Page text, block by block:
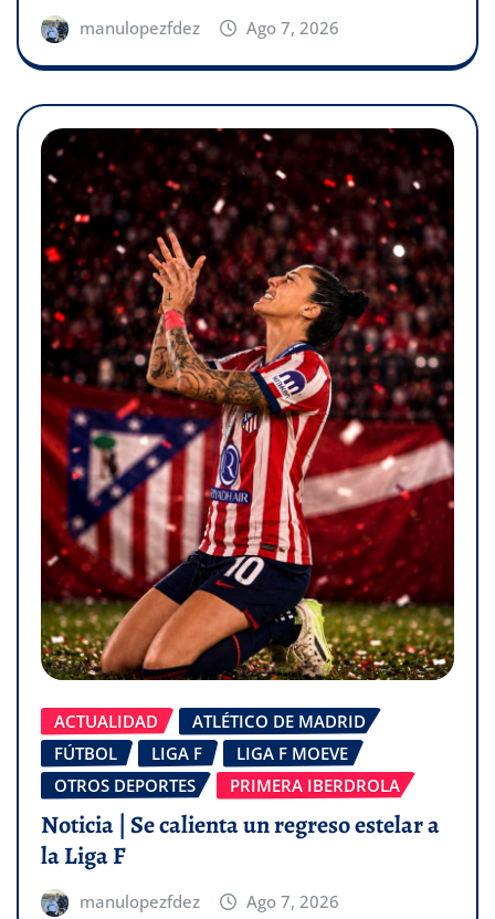
manulopezfdez Ago 7, 2026
ACTUALIDAD
ATLÉTICO DE MADRID
FÚTBOL
LIGA F
LIGA F MOEVE
OTROS DEPORTES
PRIMERA IBERDROLA
Noticia | Se calienta un regreso estelar a
la Liga F
manulopezfdez Ago 7, 2026